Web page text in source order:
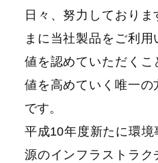
日々、努力しており
まに当社製品をご利
値を認めていただく
値を高めていく唯一の
です。
平成10年度新たに環
源のインフラストラク